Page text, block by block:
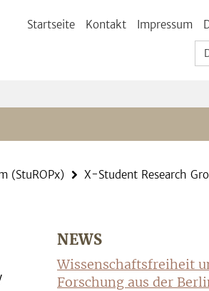
Startseite Kontakt Impressum
(StuROPx) X-Student Research
NEWS
Wissenschaftsfreiheit
Forschung aus der